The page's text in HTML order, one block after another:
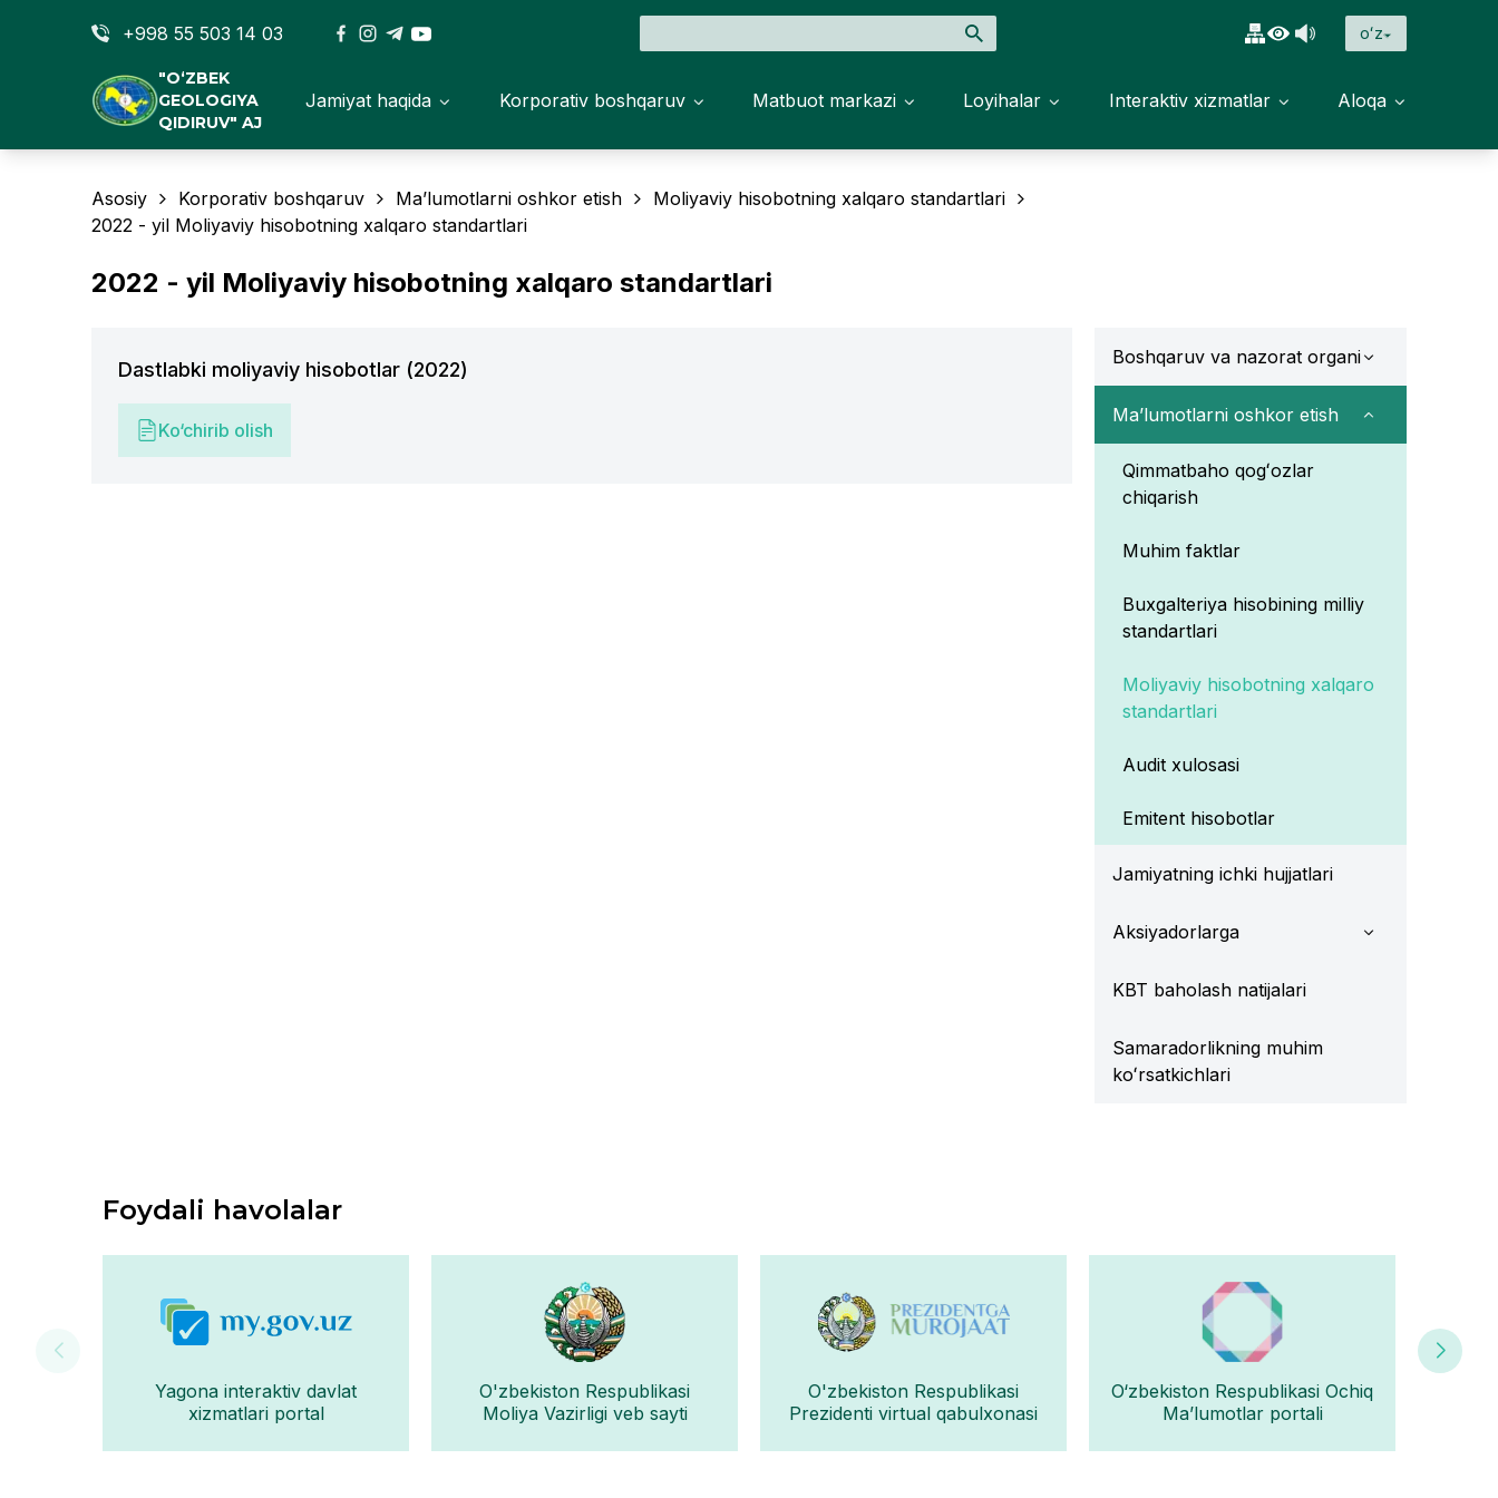
+998 55 503 14 03 oʻz
"O‘ZBEK
GEOLOGIYA
QIDIRUV" AJ
Jamiyat haqida Korporativ boshqaruv Matbuot markazi Loyihalar Interaktiv xizmatlar Aloqa
Asosiy Korporativ boshqaruv Ma’lumotlarni oshkor etish
Moliyaviy hisobotning xalqaro standartlari
2022 - yil Moliyaviy hisobotning xalqaro standartlari
2022 - yil Moliyaviy hisobotning xalqaro standartlari
Dastlabki moliyaviy hisobotlar (2022)
Ko‘chirib olish
Boshqaruv va nazorat organi
Ma’lumotlarni oshkor etish
Qimmatbaho qogʻozlar
chiqarish
Muhim faktlar
Buxgalteriya hisobining milliy
standartlari
Moliyaviy hisobotning xalqaro
standartlari
Audit xulosasi
Emitent hisobotlar
Jamiyatning ichki hujjatlari
Aksiyadorlarga
KBT baholash natijalari
Samaradorlikning muhim
koʻrsatkichlari
Foydali havolalar
Yagona interaktiv davlat
xizmatlari portal
O'zbekiston Respublikasi
Moliya Vazirligi veb sayti
O'zbekiston Respublikasi
Prezidenti virtual qabulxonasi
O‘zbekiston Respublikasi Ochiq
Ma’lumotlar portali